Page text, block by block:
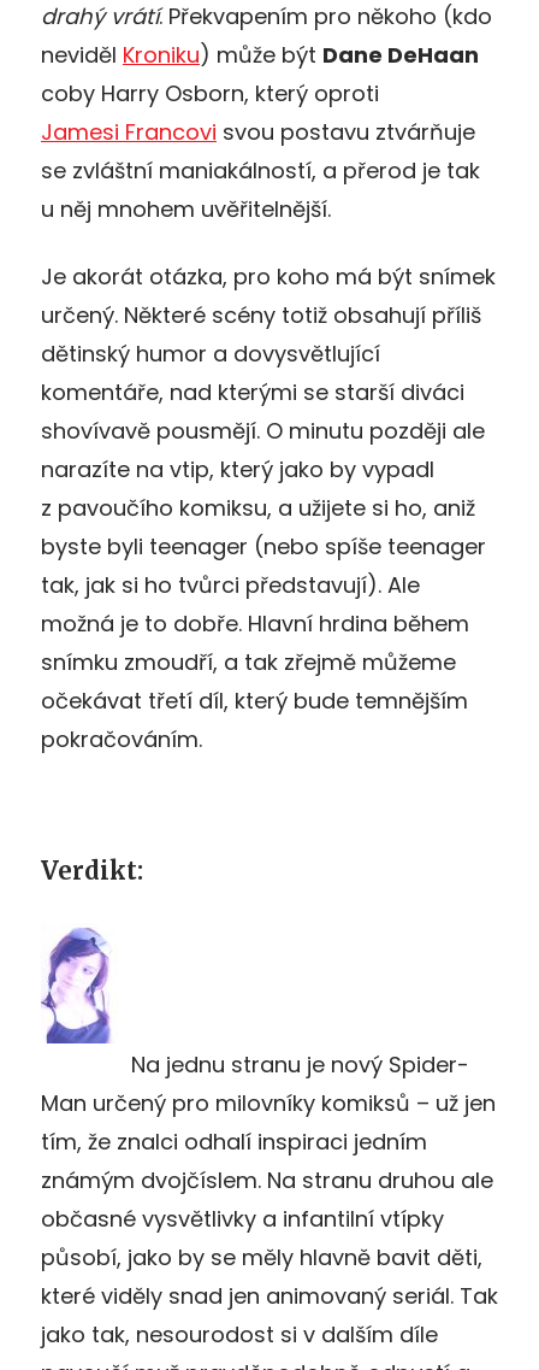
drahý vrátí. Překvapením pro někoho (kdo
neviděl Kroniku) může být Dane DeHaan
coby Harry Osborn, který oproti
Jamesi Francovi svou postavu ztvárňuje
se zvláštní maniakálností, a přerod je tak
u něj mnohem uvěřitelnější.
Je akorát otázka, pro koho má být snímek
určený. Některé scény totiž obsahují příliš
dětinský humor a dovysvětlující
komentáře, nad kterými se starší diváci
shovívavě pousmějí. O minutu později ale
narazíte na vtip, který jako by vypadl
z pavoučího komiksu, a užijete si ho, aniž
byste byli teenager (nebo spíše teenager
tak, jak si ho tvůrci představují). Ale
možná je to dobře. Hlavní hrdina během
snímku zmoudří, a tak zřejmě můžeme
očekávat třetí díl, který bude temnějším
pokračováním.
Verdikt:
Na jednu stranu je nový Spider-
Man určený pro milovníky komiksů – už jen
tím, že znalci odhalí inspiraci jedním
známým dvojčíslem. Na stranu druhou ale
občasné vysvětlivky a infantilní vtípky
působí, jako by se měly hlavně bavit děti,
které viděly snad jen animovaný seriál. Tak
jako tak, nesourodost si v dalším díle